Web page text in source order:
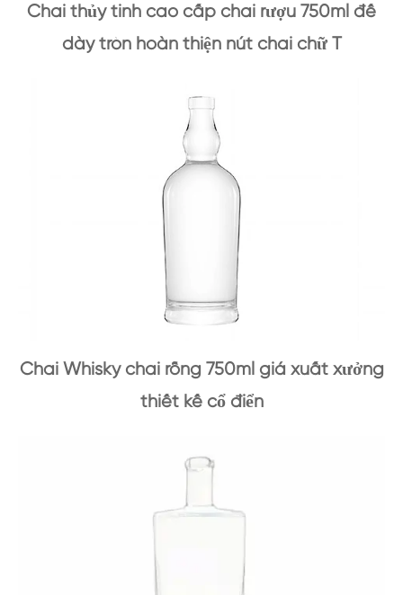
Chai thủy tinh cao cấp chai rượu 750ml đế
dày tròn hoàn thiện nút chai chữ T
Chai Whisky chai rỗng 750ml giá xuất xưởng
thiết kế cổ điển